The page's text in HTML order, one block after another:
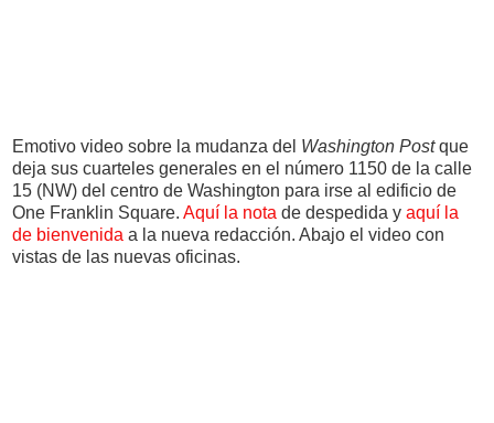
Emotivo video sobre la mudanza del Washington Postque
deja sus cuarteles generales en el número 1150 de la calle
15 (NW) del centro de Washington para irse al edificio de
One Franklin Square. Aquí la nota de despedida y aquí la
de bienvenida a la nueva redacción. Abajo el video con
vistas de las nuevas oficinas.